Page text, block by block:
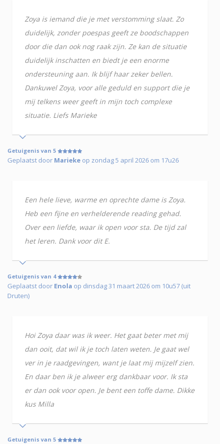
Zoya is iemand die je met verstomming slaat. Zo
duidelijk, zonder poespas geeft ze boodschappen
door die dan ook nog raak zijn. Ze kan de situatie
duidelijk inschatten en biedt je een enorme
ondersteuning aan. Ik blijf haar zeker bellen.
Dankuwel Zoya, voor alle geduld en support die je
mij telkens weer geeft in mijn toch complexe
situatie. Liefs Marieke
Getuigenis van 5
Geplaatst door Marieke op zondag 5 april 2026 om 17u26
Een hele lieve, warme en oprechte dame is Zoya.
Heb een fijne en verhelderende reading gehad.
Over een liefde, waar ik open voor sta. De tijd zal
het leren. Dank voor dit E.
Getuigenis van 4
Geplaatst door Enola op dinsdag 31 maart 2026 om 10u57 (uit
Druten)
Hoi Zoya daar was ik weer. Het gaat beter met mij
dan ooit, dat wil ik je toch laten weten. Je gaat wel
ver in je raadgevingen, want je laat mij mijzelf zien.
En daar ben ik je alweer erg dankbaar voor. Ik sta
er dan ook voor open. Je bent een toffe dame. Dikke
kus Milla
Getuigenis van 5